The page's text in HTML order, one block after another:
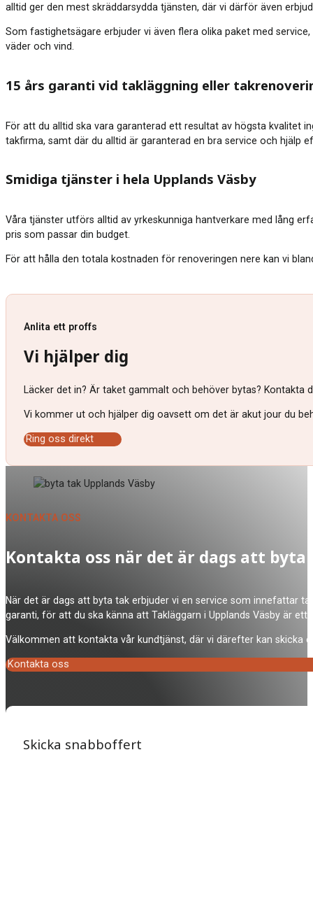
alltid ger den mest skräddarsydda tjänsten, där vi därför även
Som fastighetsägare erbjuder vi även flera olika paket med
väder och vind.
15 års garanti vid takläggning eller
För att du alltid ska vara garanterad ett resultat av högsta kvalitet
takfirma, samt där du alltid är garanterad en bra service och hjälp
Smidiga tjänster i hela Upplands Väsby
Våra tjänster utförs alltid av yrkeskunniga hantverkare med lång
pris som passar din budget.
För att hålla den totala kostnaden för renoveringen nere kan vi
Anlita ett proffs
Vi hjälper dig
Läcker det in? Är taket gammalt och behöver bytas?
Vi kommer ut och hjälper dig oavsett om det är akut jour du
Ring oss direkt
Kontakta oss när det är dags att byta
När det är dags att byta tak erbjuder vi en service som innefattar
garanti, för att du ska känna att Takläggarn i Upplands Väsby är
Välkommen att kontakta vår kundtjänst, där vi därefter kan
KONTAKTA OSS
Kontakta oss
Skicka snabboffert